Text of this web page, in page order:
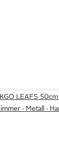
LEAFS
· Metall ·